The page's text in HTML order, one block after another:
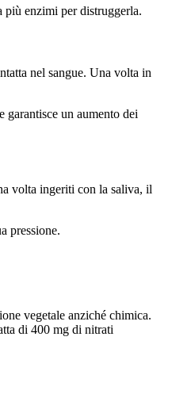
più enzimi per distruggerla.
nel sangue. Una volta in
garantisce un aumento dei
volta ingeriti con la saliva, il
pressione.
vegetale anziché chimica.
di 400 mg di nitrati